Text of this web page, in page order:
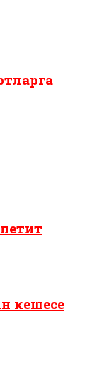
кешесе